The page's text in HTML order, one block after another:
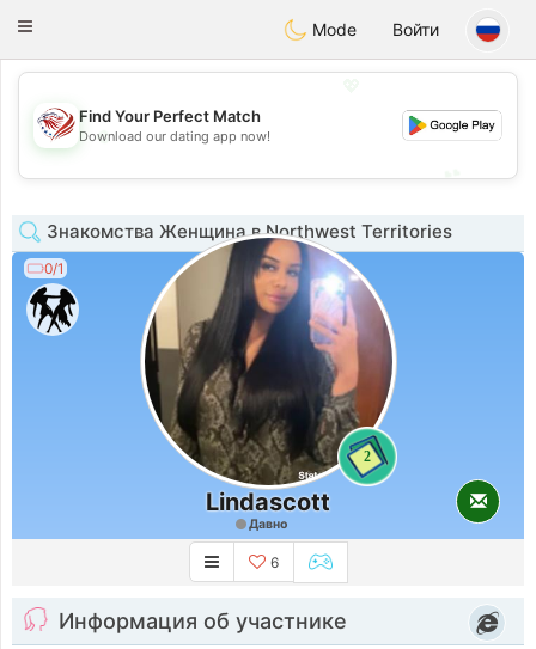
Dating
Toggle
Mode Войти
💖
Find Your Perfect Match
Download our dating app now!
Знакомства Женщина в Northwest Territories
0/1
2
Lindascott
Давно
6
Информация об участнике